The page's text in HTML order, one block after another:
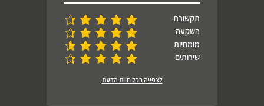
תקשורת
השקעה
מומחיות
שירותים
לצפייה בכל חוות הדעת